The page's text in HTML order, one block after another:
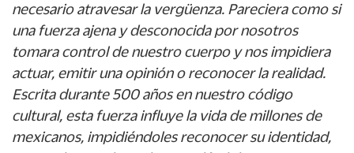
necesario atravesar la vergüenza. Pareciera como si
una fuerza ajena y desconocida por nosotros
tomara control de nuestro cuerpo y nos impidiera
actuar, emitir una opinión o reconocer la realidad.
Escrita durante 500 años en nuestro código
cultural, esta fuerza influye la vida de millones de
mexicanos, impidiéndoles reconocer su identidad,